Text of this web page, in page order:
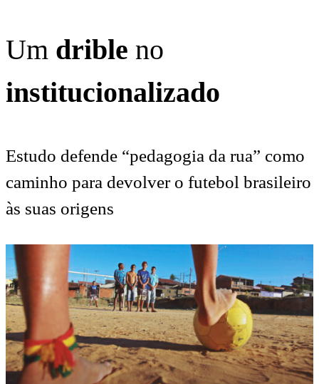
Um drible no
institucionalizado
Estudo defende “pedagogia da rua” como
caminho para devolver o futebol brasileiro
às suas origens